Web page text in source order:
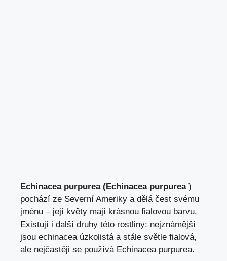
Echinacea purpurea (Echinacea purpurea)
pochází ze Severní Ameriky a dělá čest svému
jménu – její květy mají krásnou fialovou barvu.
Existují i další druhy této rostliny: nejznámější
jsou echinacea úzkolistá a stále světle fialová,
ale nejčastěji se používá Echinacea purpurea.